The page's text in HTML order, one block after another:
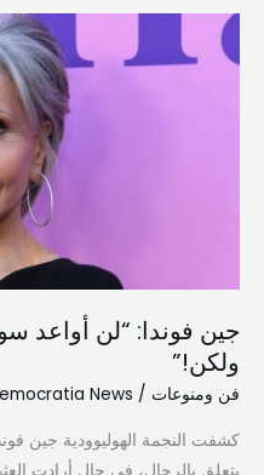
جين فوندا: “لن أواعد
ولكن!”
فن ومنوعات /
News
كشفت النجمة الهوليوودية جين
جين
فوندا: